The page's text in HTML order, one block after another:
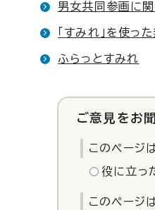
男女共同参画に関
「すみれ」を使っ
ふらっとすみれ
ご意見をお
このページ
役に立っ
このページ